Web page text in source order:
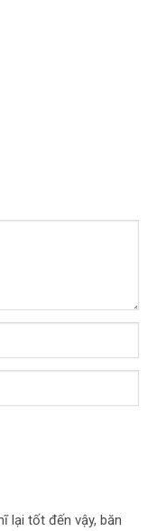
lại tốt đến vậy, băn